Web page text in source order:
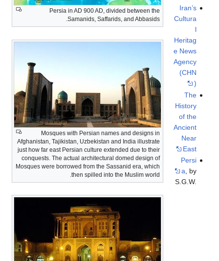
Persia in AD 900 AD, divided between the
Samanids, Saffarids, and Abbasids.
Mosques with Persian names and designs in
Afghanistan, Tajikistan, Uzbekistan and India illustrate
just how far east Persian culture extended due to their
conquests. The actual architectural domed design of
Mosques were borrowed from the Sassanid era, which
then spilled into the Muslim world.
Iran’s
Cultura
l
Heritag
e News
Agency
(CHN
)
The
History
of the
Ancient
Near
East
Persi
a , by
S.G.W.